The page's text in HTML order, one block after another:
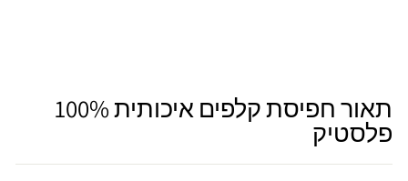
תאור חפיסת קלפים איכותית 100%
פלסטיק